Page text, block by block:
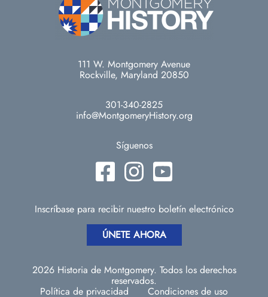
111 W. Montgomery Avenue
Rockville, Maryland 20850
301-340-2825
info@MontgomeryHistory.org
Síguenos
Inscríbase para recibir nuestro boletín electrónico
ÚNETE AHORA
2026 Historia de Montgomery. Todos los derechos
reservados.
Política de privacidad Condiciones de uso